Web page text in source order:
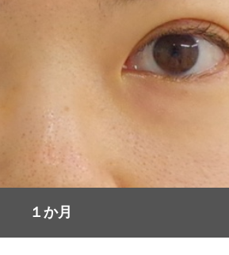
１か月